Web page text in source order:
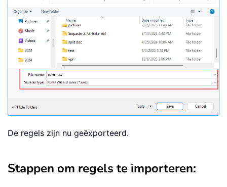
De regels zijn nu geëxporteerd.
Stappen om regels te importeren: